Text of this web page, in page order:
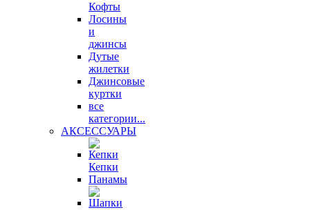
Кофты
Лосины
и
джинсы
Дутые
жилетки
Джинсовые
куртки
все
категории...
АКСЕССУАРЫ
Кепки
Панамы